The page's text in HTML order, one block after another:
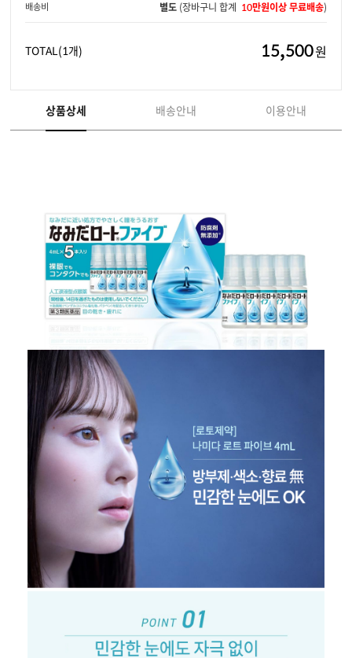
상품상세 배송안내 이용안내
배송비 별도 (장바구니 합계 10만원이상 무료배송)
TOTAL 15,500원
(1개)